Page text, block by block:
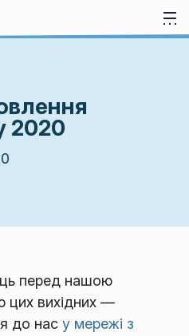
2020
перед нашою
цих вихідних —
до нас у мережі з